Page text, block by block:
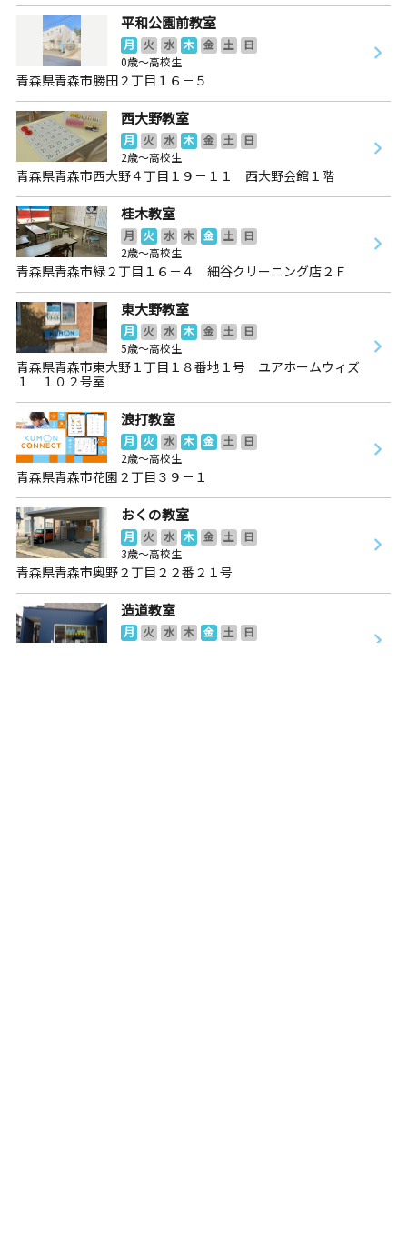
平和公園前教室
月 火 水 木 金 土
日
0歳～高校生
青森県青森市勝田２丁目１６－５
西大野教室
月 火 水 木 金 土
日
2歳～高校生
青森県青森市西大野４丁目１９－１１ 西大野会館１階
桂木教室
月 火 水 木 金 土
日
2歳～高校生
青森県青森市緑２丁目１６－４ 細谷クリーニング店２Ｆ
東大野教室
月 火 水 木 金 土
日
5歳～高校生
青森県青森市東大野１丁目１８番地１号 ユアホームウィズ
１ １０２号室
浪打教室
月 火 水 木 金 土
日
2歳～高校生
青森県青森市花園２丁目３９－１
おくの教室
月 火 水 木 金 土
日
3歳～高校生
青森県青森市奥野２丁目２２番２１号
造道教室
月 火 水 木 金 土
日